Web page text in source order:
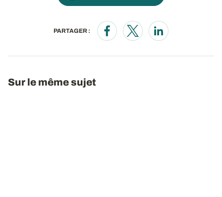
PARTAGER :
Opens in a new window
Opens in a new window
Opens in a new
Sur le même sujet